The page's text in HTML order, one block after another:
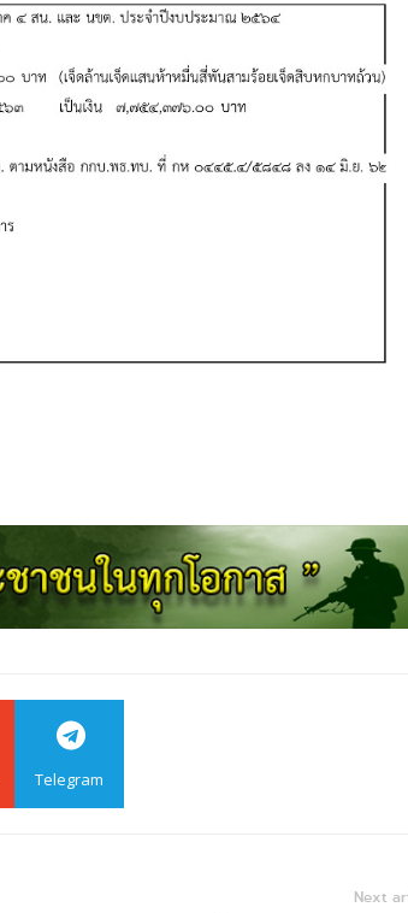
Telegram
Next